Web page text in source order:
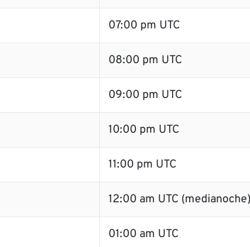
07:00 pm UTC
08:00 pm UTC
09:00 pm UTC
10:00 pm UTC
11:00 pm UTC
12:00 am UTC (medianoche)
01:00 am UTC